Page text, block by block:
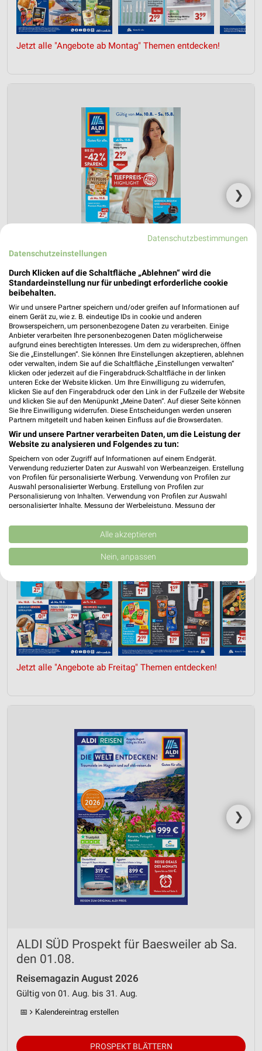
Jetzt alle "Angebote ab Montag" Themen entdecken!
❯
ALDI SÜD Prospekt für Baesweiler ab
Mo. den 10.08.
Gültig von 10. Aug. bis 15. Aug.
📅 Kalendereintrag erstellen
PROSPEKT BLÄTTERN
ANGEBOTE AB FREITAG ANGEBOTE AB DONNERSTAG
Jetzt alle "Angebote ab Freitag" Themen entdecken!
❯
ALDI SÜD Prospekt für Baesweiler ab Sa.
den 01.08.
Reisemagazin August 2026
Gültig von 01. Aug. bis 31. Aug.
📅 Kalendereintrag erstellen
PROSPEKT BLÄTTERN
Datenschutzbestimmungen
Datenschutzeinstellungen
Durch Klicken auf die Schaltfläche „Ablehnen“ wird die
Standardeinstellung nur für unbedingt erforderliche cookie
beibehalten.
Wir und unsere Partner speichern und/oder greifen auf Informationen auf
einem Gerät zu, wie z. B. eindeutige IDs in cookie und anderen
Browserspeichern, um personenbezogene Daten zu verarbeiten. Einige
Anbieter verarbeiten Ihre personenbezogenen Daten möglicherweise
aufgrund eines berechtigten Interesses. Um dem zu widersprechen, öffnen
Sie die „Einstellungen“. Sie können Ihre Einstellungen akzeptieren, ablehnen
oder verwalten, indem Sie auf die Schaltfläche „Einstellungen verwalten“
klicken oder jederzeit auf die Fingerabdruck-Schaltfläche in der linken
unteren Ecke der Website klicken. Um Ihre Einwilligung zu widerrufen,
klicken Sie auf den Fingerabdruck oder den Link in der Fußzeile der Website
und klicken Sie auf den Menüpunkt „Meine Daten“. Auf dieser Seite können
Sie Ihre Einwilligung widerrufen. Diese Entscheidungen werden unseren
Partnern mitgeteilt und haben keinen Einfluss auf die Browserdaten.
Wir und unsere Partner verarbeiten Daten, um die Leistung der
Website zu analysieren und Folgendes zu tun:
Speichern von oder Zugriff auf Informationen auf einem Endgerät.
Verwendung reduzierter Daten zur Auswahl von Werbeanzeigen. Erstellung
von Profilen für personalisierte Werbung. Verwendung von Profilen zur
Auswahl personalisierter Werbung. Erstellung von Profilen zur
Personalisierung von Inhalten. Verwendung von Profilen zur Auswahl
personalisierter Inhalte. Messung der Werbeleistung. Messung der
Kombinationen von Daten aus verschiedenen Quellen. Entwicklung und
Verbesserung der Angebote. Verwendung reduzierter Daten zur Auswahl
von Inhalten.
Daten können außerhalb der Europäischen Union weitergegeben und in die
USA gesendet werden.
Website/App.
Partnerliste anzeigen (1 IAB-Anbieter)
Wir nutzen Ihre Daten für folgende Zwecke:
IAB-Verarbeitungszwecke:
Speichern von oder Zugriff auf Informationen
auf einem Endgerät
Verwendung von Profilen zur Auswahl
personalisierter Werbung
Erstellung von Profilen zur Personalisierung
Verwendung von Profilen zur Auswahl
personalisierter Inhalte
Messung der Werbeleistung
Messung der Performance von Inhalten
Analyse von Zielgruppen durch Statistiken oder
Entwicklung und Verbesserung der Angebote
Inhalten
IAB-Besonderheiten:
Verwendung genauer Standortdaten
Geräte anhand von aktiv angeforderten
Informationen identifizieren
Alle akzeptieren
Nein, anpassen